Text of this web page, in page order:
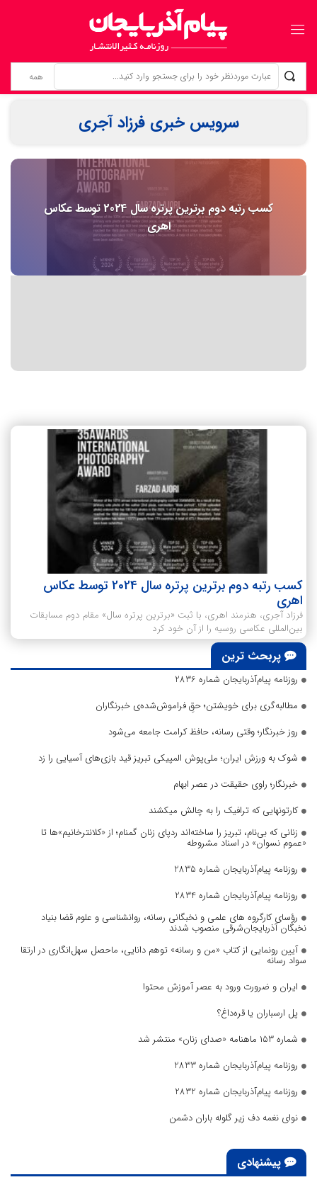
مطالبه‌گری برای خویشتن؛ حقِ فراموش‌شده‌ی خبرنگاران
سرویس خبری فرزاد آجری
کسب رتبه دوم برترین پرتره سال 2024 توسط عکاس
اهری
کسب رتبه دوم برترین پرتره سال 2024 توسط عکاس
اهری
فرزاد آجری، هنرمند اهری، با ثبت «برترین پرتره سال» مقام دوم مسابقات
بین‌المللی عکاسی روسیه را از آن خود کرد
پربحث ترین
روزنامه پیام‌آذربایجان شماره 2836
مطالبه‌گری برای خویشتن؛ حقِ فراموش‌شده‌ی خبرنگاران
روز خبرنگار؛ وقتی رسانه، حافظ کرامت جامعه می‌شود
شوک به ورزش ایران؛ ملی‌پوش المپیکی تبریز قید بازی‌های آسیایی را زد
خبرنگار؛ راوی حقیقت در عصر ابهام
کارتونهایی که ترافیک را به چالش میکشند
زنانی که بی‌نام، تبریز را ساخته‌اند ردپای زنان گمنام؛ از «کلانترخانیم»ها تا
«عموم نسوان» در اسناد مشروطه
روزنامه پیام‌آذربایجان شماره 2835
روزنامه پیام‌آذربایجان شماره 2834
رؤسای کارگروه های علمی و نخبگانی رسانه، روانشناسی و علوم قضا بنیاد
نخبگان آذربایجان‌شرقی منصوب شدند
آیین رونمایی از کتاب «من و رسانه» توهم دانایی، ماحصل سهل‌انگاری در ارتقا
سواد رسانه
ایران و ضرورت ورود به عصر آموزش محتوا
پل ارسباران یا قره‌داغ؟
شماره ۱۵۳ ماهنامه «صدای زنان» منتشر شد
روزنامه پیام‌آذربایجان شماره 2833
روزنامه پیام‌آذربایجان شماره 2832
نوای نغمه دف زیر گلوله باران دشمن
پیشنهادی